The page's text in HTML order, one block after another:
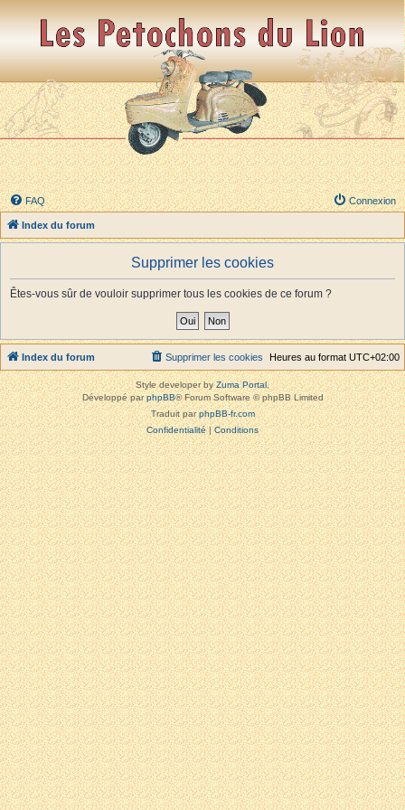
FAQ Connexion
Index du forum
Supprimer les cookies
Êtes-vous sûr de vouloir supprimer tous les cookies de ce forum ?
Index du forum Heures au format UTC+02:00
Supprimer les cookies
Style developer byZuma Portal,
Développé parphpBB® Forum Software © phpBB Limited
Traduit parphpBB-fr.com
Confidentialité|Conditions